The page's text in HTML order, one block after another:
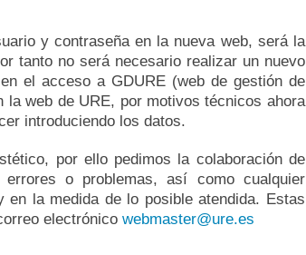
y contraseña en la nueva web, será la
tanto no será necesario realizar un nuevo
el acceso a GDURE (web de gestión de
la web de URE, por motivos técnicos ahora
introduciendo los datos.
por ello pedimos la colaboración de
o problemas, así como cualquier
en la medida de lo posible atendida. Estas
electrónico webmaster@ure.es